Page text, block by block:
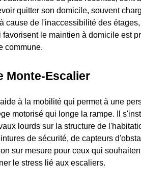
quitter son domicile, souvent
cause de l'inaccessibilité des
le maintien à domicile est
commune.
Monte-Escalier
à la mobilité qui permet à une
motorisé qui longe la rampe. Il
lourds sur la structure de
de sécurité, de capteurs
sur mesure pour ceux qui
le stress lié aux escaliers.